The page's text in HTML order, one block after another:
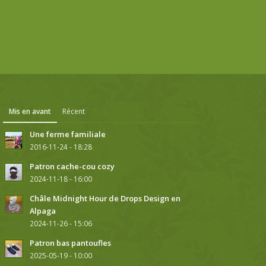
Mis en avant Récent
Une ferme familiale
2016-11-24 - 18:28
Patron cache-cou cozy
2024-11-18 - 16:00
Châle Midnight Hour de Drops Design en
Alpaga
2024-11-26 - 15:06
Patron bas pantoufles
2025-05-19 - 10:00